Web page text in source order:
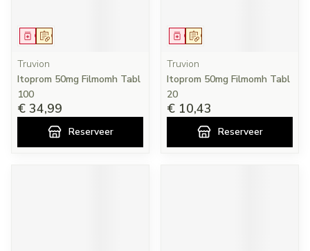
Op voorschrift
Geneesmiddel
Truvion
Itoprom 50mg Filmomh Tabl
100
€ 34,99
Reserveer
Op voorschrift
Geneesmiddel
Truvion
Itoprom 50mg Filmomh Tabl
20
€ 10,43
Reserveer